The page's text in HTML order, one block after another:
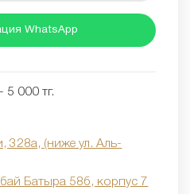
WhatsApp
5 000 тг.
328а, (ниже ул. Аль-
Батыра 58б, корпус 7